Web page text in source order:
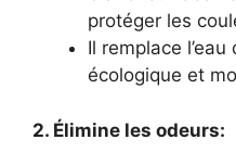
protéger les
Il remplace
écologique et
2. Élimine les odeurs: